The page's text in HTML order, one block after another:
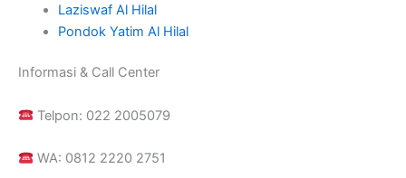
Laziswaf Al Hilal
Pondok Yatim Al Hilal
Informasi & Call Center
Telpon: 022 2005079
WA: 0812 2220 2751